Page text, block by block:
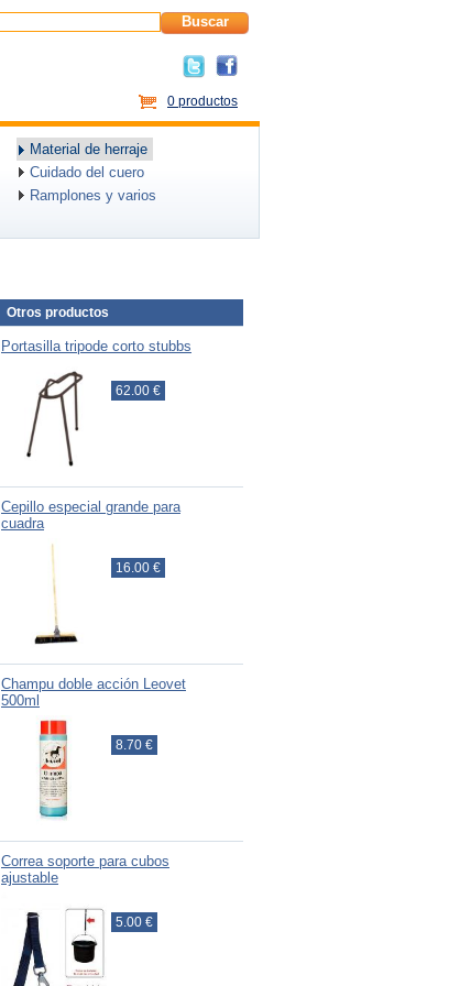
Buscar
0 productos
Material de herraje
Cuidado del cuero
Ramplones y varios
Otros productos
Portasilla tripode corto stubbs
62.00 €
Cepillo especial grande para
cuadra
16.00 €
Champu doble acción Leovet
500ml
8.70 €
Correa soporte para cubos
ajustable
5.00 €